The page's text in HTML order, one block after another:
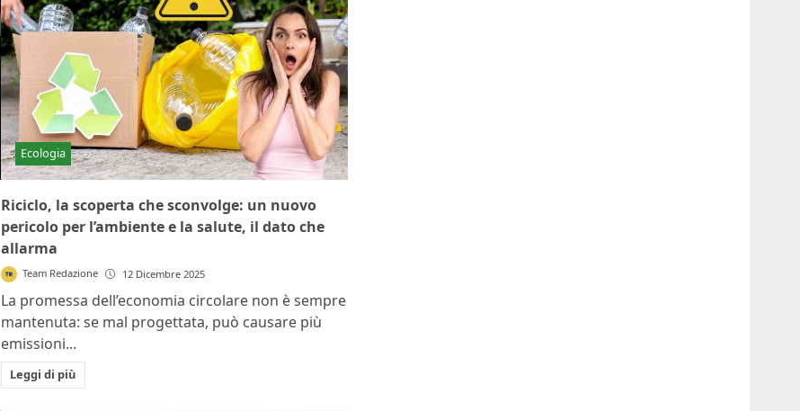
Ecologia
Riciclo, la scoperta che sconvolge: un nuovo
pericolo per l’ambiente e la salute, il dato che
allarma
Team Redazione 12 Dicembre 2025
La promessa dell’economia circolare non è sempre
mantenuta: se mal progettata, può causare più
emissioni...
Leggi di più